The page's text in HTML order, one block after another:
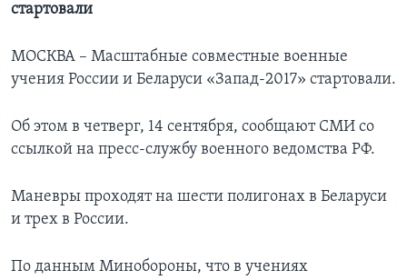
стартовали
МОСКВА – Масштабные совместные военные
учения России и Беларуси «Запад-2017» стартовали.
Об этом в четверг, 14 сентября, сообщают СМИ со
ссылкой на пресс-службу военного ведомства РФ.
Маневры проходят на шести полигонах в Беларуси
и трех в России.
По данным Минобороны, что в учениях